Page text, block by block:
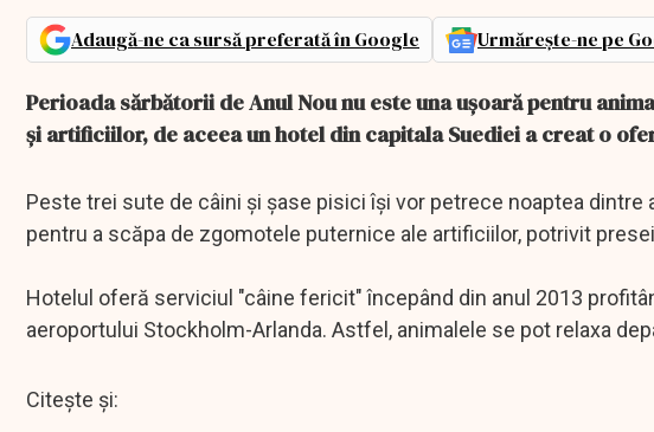
Adaugă-ne ca sursă preferată în Google Urmărește-ne pe
Perioada sărbătorii de Anul Nou nu este una uşoară pentru
şi artificiilor, de aceea un hotel din capitala Suediei a creat o
Peste trei sute de câini şi şase pisici îşi vor petrece noaptea dintre
pentru a scăpa de zgomotele puternice ale artificiilor, potrivit
Hotelul oferă serviciul "câine fericit" începând din anul 2013
aeroportului Stockholm-Arlanda. Astfel, animalele se pot relaxa
Citește și: